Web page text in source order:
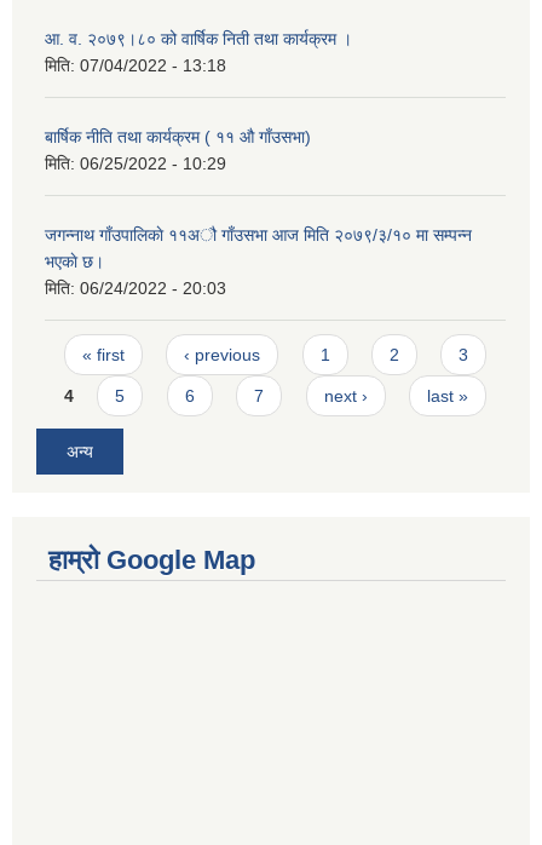
आ. व. २०७९।८० को वार्षिक निती तथा कार्यक्रम ।
मिति: 07/04/2022 - 13:18
बार्षिक नीति तथा कार्यक्रम ( ११ औ गाँउसभा)
मिति: 06/25/2022 - 10:29
जगन्नाथ गाँउपालिकाे ११अौ गाँउसभा आज मिति २०७९/३/१० मा सम्पन्न
भएकाे छ।
मिति: 06/24/2022 - 20:03
Pages
« first ‹ previous 1 2 3
4 5 6 7 next › last »
अन्य
हाम्रो Google Map